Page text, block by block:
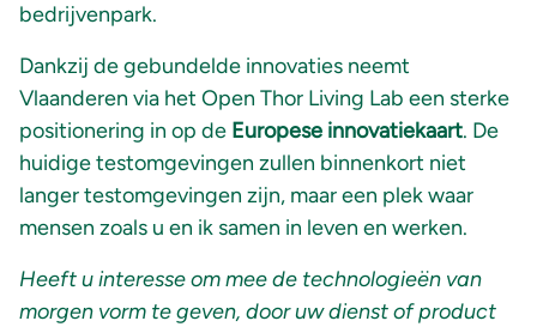
bedrijvenpark.
Dankzij de gebundelde innovaties neemt
Vlaanderen via het Open Thor Living Lab een sterke
positionering in op de Europese innovatiekaart. De
huidige testomgevingen zullen binnenkort niet
langer testomgevingen zijn, maar een plek waar
mensen zoals u en ik samen in leven en werken.
Heeft u interesse om mee de technologieën van
morgen vorm te geven, door uw dienst of product